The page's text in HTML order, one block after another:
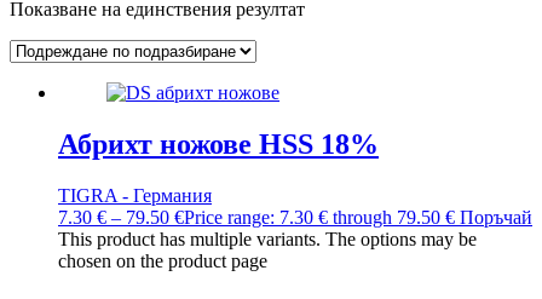
Показване на единствения резултат
Абрихт ножове HSS 18%
TIGRA - Германия
7.30 € – 79.50 €Price range: 7.30 € through 79.50 € Поръчай
This product has multiple variants. The options may be
chosen on the product page